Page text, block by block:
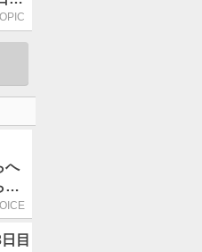
を
へ
坂
／
目